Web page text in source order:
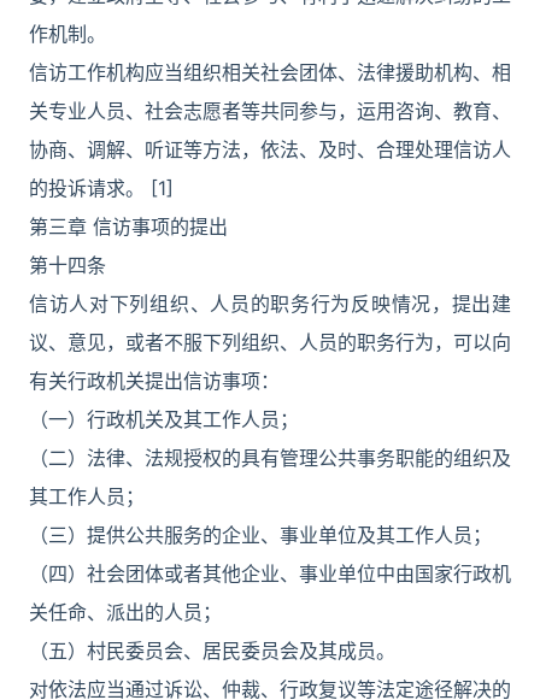
作机制。
信访工作机构应当组织相关社会团体、法律援助机构、相
关专业人员、社会志愿者等共同参与，运用咨询、教育、
协商、调解、听证等方法，依法、及时、合理处理信访人
的投诉请求。 [1]
第三章 信访事项的提出
第十四条
信访人对下列组织、人员的职务行为反映情况，提出建
议、意见，或者不服下列组织、人员的职务行为，可以向
有关行政机关提出信访事项：
（一）行政机关及其工作人员；
（二）法律、法规授权的具有管理公共事务职能的组织及
其工作人员；
（三）提供公共服务的企业、事业单位及其工作人员；
（四）社会团体或者其他企业、事业单位中由国家行政机
关任命、派出的人员；
（五）村民委员会、居民委员会及其成员。
对依法应当通过诉讼、仲裁、行政复议等法定途径解决的